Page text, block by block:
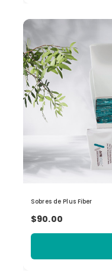
Sobres de Plus Fiber
$90.00